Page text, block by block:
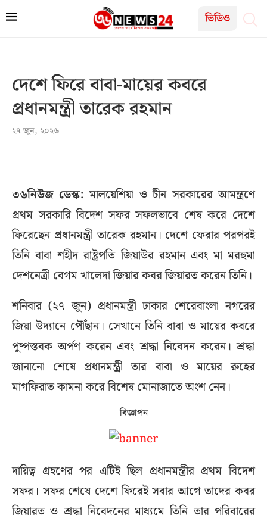
ভিডিও
দেশে ফিরে বাবা-মায়ের কবরে
প্রধানমন্ত্রী তারেক রহমান
২৭ জুন, ২০২৬
৩৬নিউজ ডেস্ক: মালয়েশিয়া ও চীন সরকারের আমন্ত্রণে
প্রথম সরকারি বিদেশ সফর সফলভাবে শেষ করে দেশে
ফিরেছেন প্রধানমন্ত্রী তারেক রহমান। দেশে ফেরার পরপরই
তিনি বাবা শহীদ রাষ্ট্রপতি জিয়াউর রহমান এবং মা মরহুমা
দেশনেত্রী বেগম খালেদা জিয়ার কবর জিয়ারত করেন তিনি।
শনিবার (২৭ জুন) প্রধানমন্ত্রী ঢাকার শেরেবাংলা নগরের
জিয়া উদ্যানে পৌঁছান। সেখানে তিনি বাবা ও মায়ের কবরে
পুষ্পস্তবক অর্পণ করেন এবং শ্রদ্ধা নিবেদন করেন। শ্রদ্ধা
জানানো শেষে প্রধানমন্ত্রী তার বাবা ও মায়ের রুহের
মাগফিরাত কামনা করে বিশেষ মোনাজাতে অংশ নেন।
বিজ্ঞাপন
দায়িত্ব গ্রহণের পর এটিই ছিল প্রধানমন্ত্রীর প্রথম বিদেশ
সফর। সফর শেষে দেশে ফিরেই সবার আগে তাদের কবর